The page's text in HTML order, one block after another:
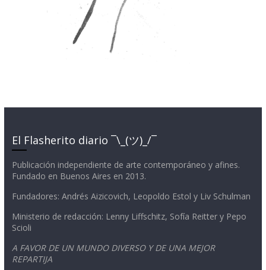
El Flasherito diario ¯\_(ツ)_/¯
Publicación independiente de arte contemporáneo y afines.
Fundado en Buenos Aires en 2013.
Fundadores: Andrés Aizicovich, Leopoldo Estol y Liv Schulman
Ministerio de redacción: Lenny Liffschitz, Sofía Reitter y Pepo
Scioli
A FAVOR DE UN MUNDO DIVERSO Y DE UNA MEJOR
REPARTIJA